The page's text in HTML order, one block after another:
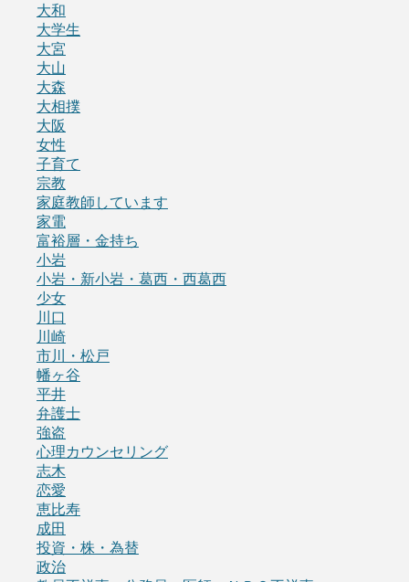
大和
大学生
大宮
大山
大森
大相撲
大阪
女性
子育て
宗教
家庭教師しています
家電
富裕層・金持ち
小岩
小岩・新小岩・葛西・西葛西
少女
川口
川崎
市川・松戸
幡ヶ谷
平井
弁護士
強盗
心理カウンセリング
志木
恋愛
恵比寿
成田
投資・株・為替
政治